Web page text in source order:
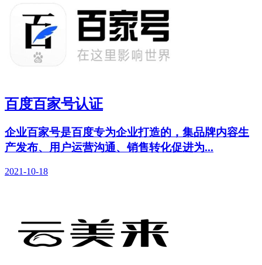
百度百家号认证
企业百家号是百度专为企业打造的，集品牌内容生
产发布、用户运营沟通、销售转化促进为...
2021-10-18